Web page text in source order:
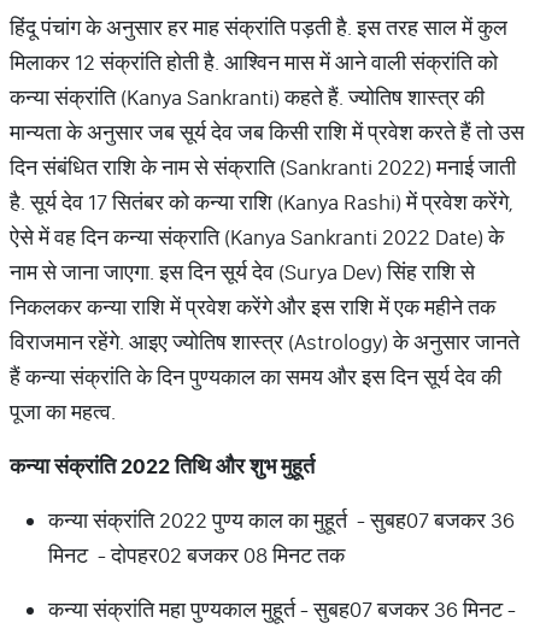
हिंदू पंचांग के अनुसार हर माह संक्रांति पड़ती है. इस तरह साल में कुल
मिलाकर 12 संक्रांति होती है. आश्विन मास में आने वाली संक्रांति को
कन्या संक्रांति (Kanya Sankranti) कहते हैं. ज्योतिष शास्त्र की
मान्यता के अनुसार जब सूर्य देव जब किसी राशि में प्रवेश करते हैं तो उस
दिन संबंधित राशि के नाम से संक्राति (Sankranti 2022) मनाई जाती
है. सूर्य देव 17 सितंबर को कन्या राशि (Kanya Rashi) में प्रवेश करेंगे,
ऐसे में वह दिन कन्या संक्राति (Kanya Sankranti 2022 Date) के
नाम से जाना जाएगा. इस दिन सूर्य देव (Surya Dev) सिंह राशि से
निकलकर कन्या राशि में प्रवेश करेंगे और इस राशि में एक महीने तक
विराजमान रहेंगे. आइए ज्योतिष शास्त्र (Astrology) के अनुसार जानते
हैं कन्या संक्रांति के दिन पुण्यकाल का समय और इस दिन सूर्य देव की
पूजा का महत्व.
कन्या संक्रांति 2022 तिथि और शुभ मुहूर्त
कन्या संक्रांति 2022 पुण्य काल का मुहूर्त -सुबह07 बजकर 36
मिनट -दोपहर02 बजकर 08 मिनट तक
कन्या संक्रांति महा पुण्यकाल मुहूर्त-सुबह07 बजकर 36 मिनट-